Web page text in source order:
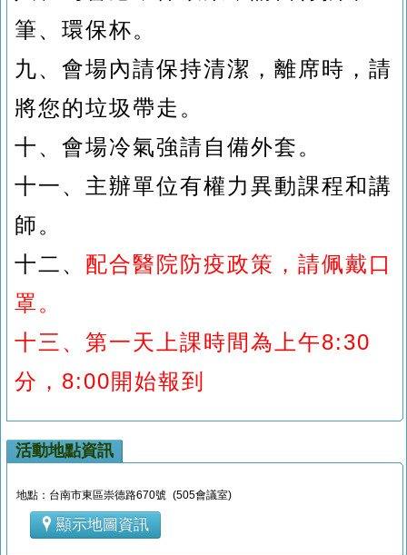
筆、環保杯。
九、 會場內請保持清潔，離席時，請
將您的垃圾帶走。
十、 會場冷氣強請自備外套。
十一、 主辦單位有權力異動課程和講
師。
十二、 配合醫院防疫政策，請佩戴口
罩。
十三、第一天上課時間為上午8:30
分，8:00開始報到
活動地點資訊
地點：台南市東區崇德路670號 (505會議室)
顯示地圖資訊